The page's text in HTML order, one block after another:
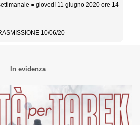
● giovedì 11 giugno 2020 ore 14
10/06/20
In evidenza